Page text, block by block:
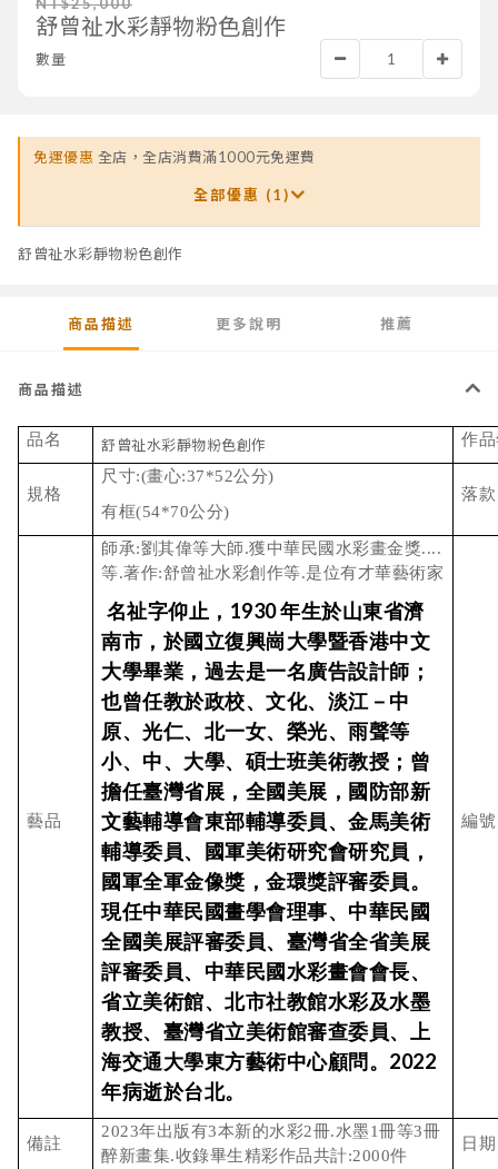
舒曾祉水彩靜物粉色創作
數量
免運優惠 全店，全店消費滿1000元免運費
全部優惠 (1)
舒曾祉水彩靜物粉色創作
商品描述 更多說明 推薦
商品描述
品名 舒曾祉水彩靜物粉色創作 作
規格
尺寸:(畫心:37*52公分)
有框(54*70公分)
落款
藝品
師承:劉其偉等大師.獲中華民國水彩畫金獎....
等.著作:舒曾祉水彩創作等.是位有才華藝術家
名祉字仰止， 1930年生於山東省濟
南市，於國立復興崗大學暨香港中文
大學畢業，過去是一名廣告設計師；
也曾任教於政校、文化、淡江－中
原、光仁、北一女、榮光、雨聲等
小、中、大學、碩士班美術教授；曾
擔任臺灣省展，全國美展，國防部新
文藝輔導會東部輔導委員、金馬美術
輔導委員、國軍美術研究會研究員，
國軍全軍金像獎，金環獎評審委員。
現任中華民國畫學會理事、中華民國
全國美展評審委員、臺灣省全省美展
評審委員、中華民國水彩畫會會長、
省立美術館、北市社教館水彩及水墨
教授、臺灣省立美術館審查委員、上
海交通大學東方藝術中心顧問。 2022
年病逝於台北。
編號
備註
2023年出版有3本新的水彩2冊.水墨1冊等3冊
醉新畫集.收錄畢生精彩作品共計:2000件
日期